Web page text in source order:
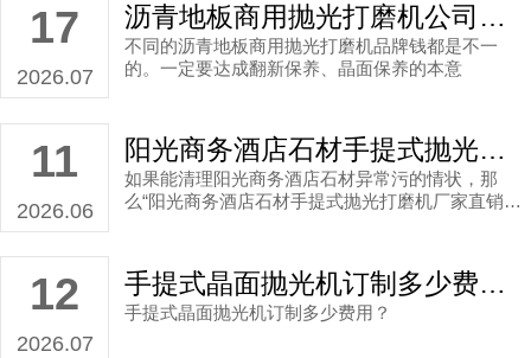
17
2026.07
沥青地板商用抛光打磨机公司直销多少钱？
不同的沥青地板商用抛光打磨机品牌钱都是不一
的。一定要达成翻新保养、晶面保养的本意
11
2026.06
阳光商务酒店石材手提式抛光打磨机厂家直销报价多少？
如果能清理阳光商务酒店石材异常污的情状，那
么“阳光商务酒店石材手提式抛光打磨机厂家直销报
12
2026.07
手提式晶面抛光机订制多少费用？
手提式晶面抛光机订制多少费用？